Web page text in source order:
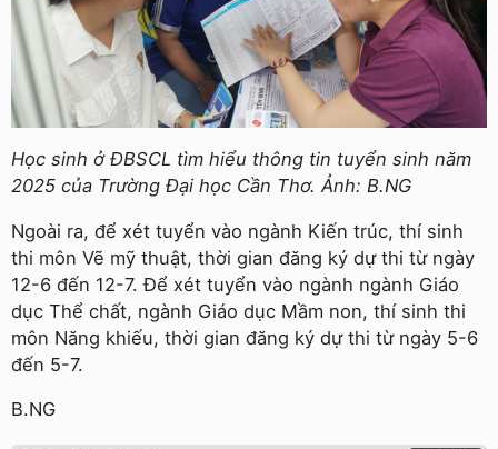
Học sinh ở ĐBSCL tìm hiểu thông tin tuyển sinh năm
2025 của Trường Đại học Cần Thơ. Ảnh: B.NG
Ngoài ra, để xét tuyển vào ngành Kiến trúc, thí sinh
thi môn Vẽ mỹ thuật, thời gian đăng ký dự thi từ ngày
12-6 đến 12-7. Để xét tuyển vào ngành ngành Giáo
dục Thể chất, ngành Giáo dục Mầm non, thí sinh thi
môn Năng khiếu, thời gian đăng ký dự thi từ ngày 5-6
đến 5-7.
B.NG